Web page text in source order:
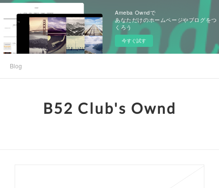
Ameba Owndで
あなただけのホームページやブログをつ
くろう
今すぐ試す
Blog
B52 Club's Ownd